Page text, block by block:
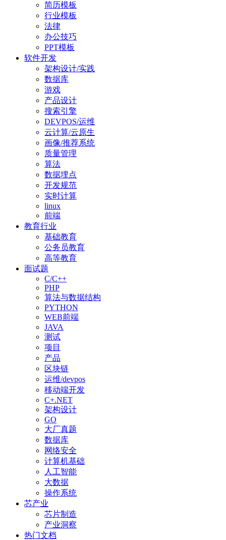
简历模板
行业模板
法律
办公技巧
PPT模板
软件开发
架构设计/实践
数据库
游戏
产品设计
搜索引擎
DEVPOS/运维
云计算/云原生
画像/推荐系统
质量管理
算法
数据埋点
开发规范
实时计算
linux
前端
教育行业
基础教育
公务员教育
高等教育
面试题
C/C++
PHP
算法与数据结构
PYTHON
WEB前端
JAVA
测试
项目
产品
区块链
运维/devpos
移动端开发
C+.NET
架构设计
GO
大厂真题
数据库
网络安全
计算机基础
人工智能
大数据
操作系统
芯产业
芯片制造
产业洞察
热门文档